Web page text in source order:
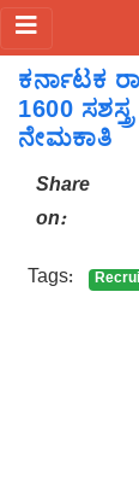
ಕರ್ನಾಟಕ
1600
ನೇಮಕಾತಿ
Share
on:
Tags: